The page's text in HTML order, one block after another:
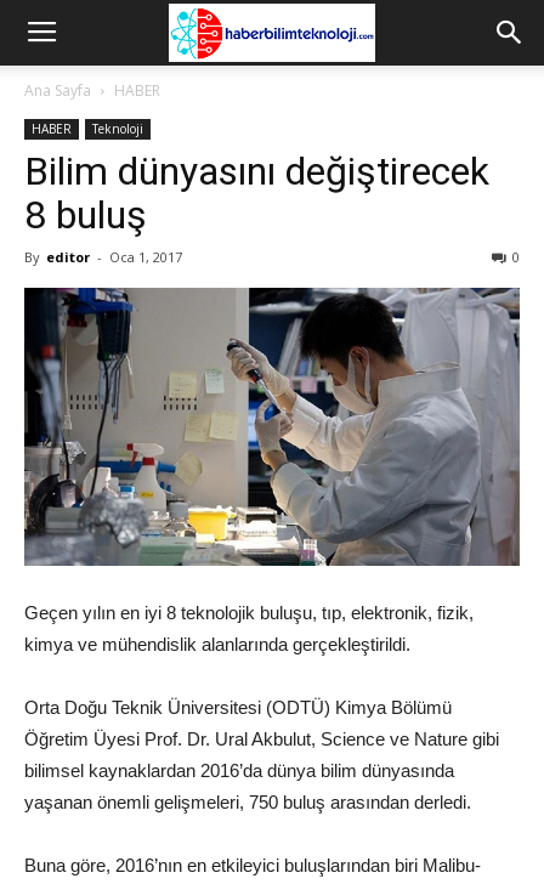
Ana Sayfa HABER
HABER Teknoloji
Bilim dünyasını değiştirecek
8 buluş
By editor - Oca 1, 2017 0
Geçen yılın en iyi 8 teknolojik buluşu, tıp, elektronik, fizik,
kimya ve mühendislik alanlarında gerçekleştirildi.
Orta Doğu Teknik Üniversitesi (ODTÜ) Kimya Bölümü
Öğretim Üyesi Prof. Dr. Ural Akbulut, Science ve Nature gibi
bilimsel kaynaklardan 2016’da dünya bilim dünyasında
yaşanan önemli gelişmeleri, 750 buluş arasından derledi.
Buna göre, 2016’nın en etkileyici buluşlarından biri Malibu-